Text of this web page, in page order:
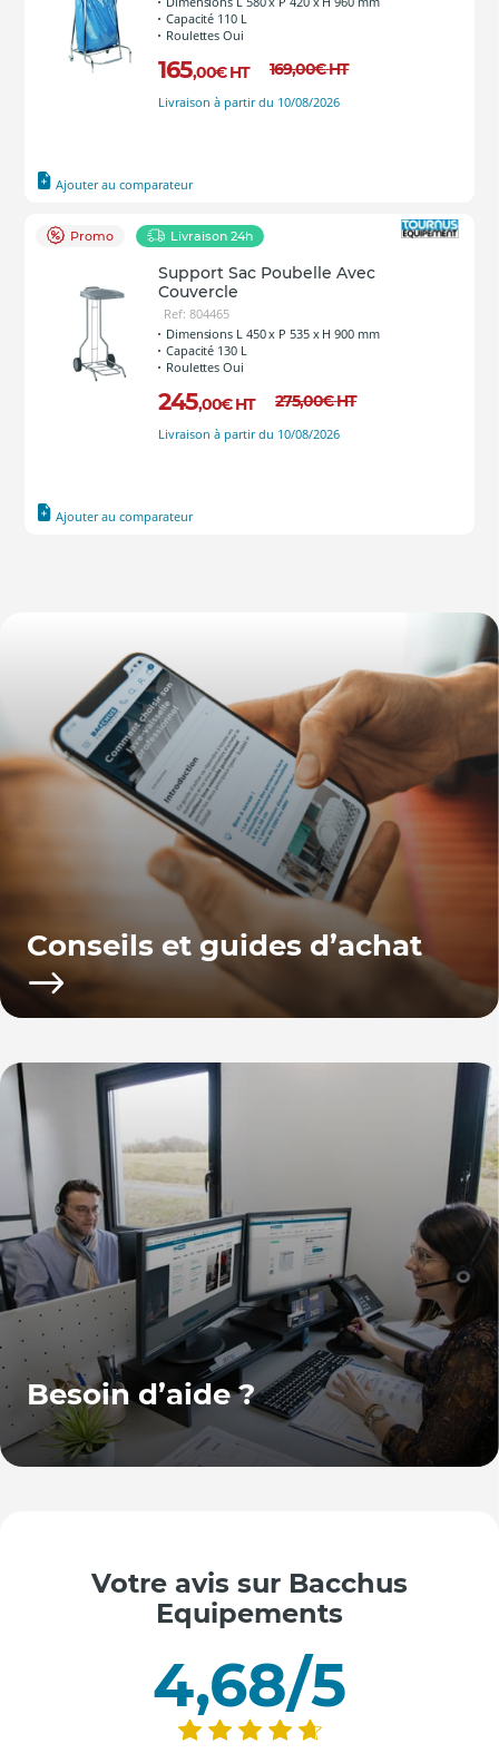
Capacité 110 L
Roulettes Oui
165,00€ HT 169,00€HT
Livraison à partir du 10/08/2026
Ajouter au comparateur
Promo Livraison 24h
Support Sac Poubelle Avec
Couvercle
Ref: 804465
Dimensions L 450 x P 535 x H 900 mm
Capacité 130 L
Roulettes Oui
245,00€ HT 275,00€HT
Livraison à partir du 10/08/2026
Ajouter au comparateur
Conseils et guides d’achat
Besoin d’aide ?
Votre avis sur Bacchus
Equipements
4,68/5